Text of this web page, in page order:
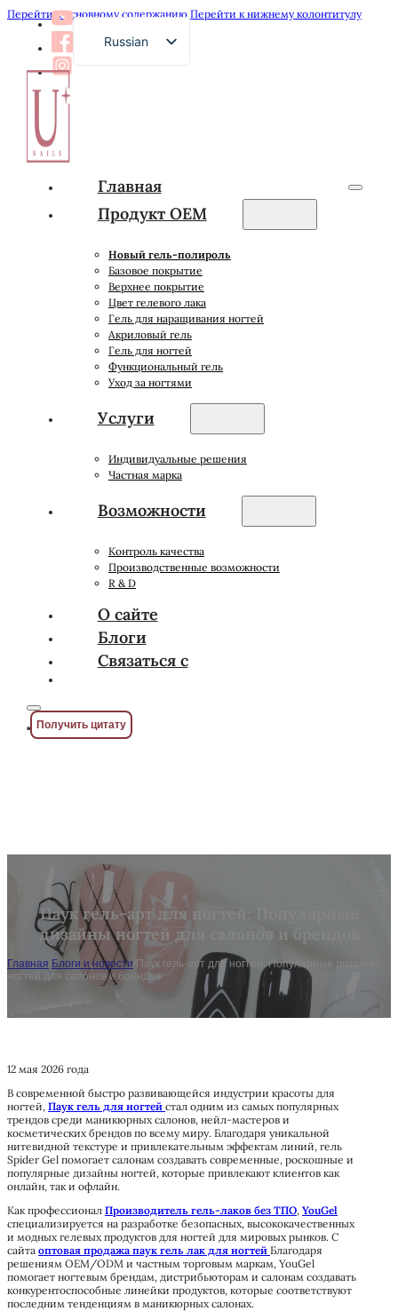
Перейти к основному содержанию Перейти к нижнему колонтитулу
Russian
English
Spanish
Japanese
Главная
Продукт OEM
Новый гель-полироль
Базовое покрытие
Верхнее покрытие
Цвет гелевого лака
Гель для наращивания ногтей
Акриловый гель
Гель для ногтей
Функциональный гель
Уход за ногтями
Услуги
Индивидуальные решения
Частная марка
Возможности
Контроль качества
Производственные возможности
R & D
О сайте
Блоги
Связаться с
Получить цитату
Паук гель-арт для ногтей: Популярные
дизайны ногтей для салонов и брендов
Главная Блоги и новости Паук гель-арт для ногтей: Популярные дизайны
ногтей для салонов и брендов
12 мая 2026 года
В современной быстро развивающейся индустрии красоты для
ногтей, Паук гель для ногтей стал одним из самых популярных
трендов среди маникюрных салонов, нейл-мастеров и
косметических брендов по всему миру. Благодаря уникальной
нитевидной текстуре и привлекательным эффектам линий, гель
Spider Gel помогает салонам создавать современные, роскошные и
популярные дизайны ногтей, которые привлекают клиентов как
онлайн, так и офлайн.
Как профессионал Производитель гель-лаков без ТПО, YouGel
специализируется на разработке безопасных, высококачественных
и модных гелевых продуктов для ногтей для мировых рынков. С
сайта оптовая продажа паук гель лак для ногтей Благодаря
решениям OEM/ODM и частным торговым маркам, YouGel
помогает ногтевым брендам, дистрибьюторам и салонам создавать
конкурентоспособные линейки продуктов, которые соответствуют
последним тенденциям в маникюрных салонах.